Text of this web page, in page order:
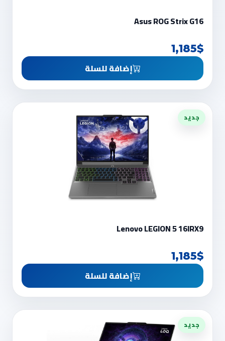
Asus ROG Strix G16
1,185$
إضافة للسلة
جديد
Lenovo LEGION 5 16IRX9
1,185$
إضافة للسلة
جديد